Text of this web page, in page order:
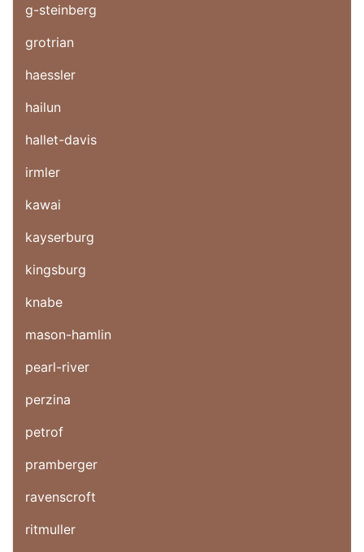
g-steinberg
grotrian
haessler
hailun
hallet-davis
irmler
kawai
kayserburg
kingsburg
knabe
mason-hamlin
pearl-river
perzina
petrof
pramberger
ravenscroft
ritmuller